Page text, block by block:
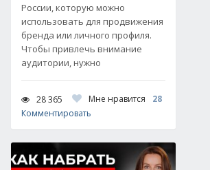
России, которую можно
использовать для продвижения
бренда или личного профиля.
Чтобы привлечь внимание
аудитории, нужно
28 365 Мне нравится
28
Комментировать